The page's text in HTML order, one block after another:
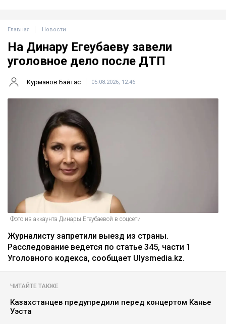
Главная Новости
На Динару Егеубаеву завели
уголовное дело после ДТП
Курманов Байтас 05.08.2026, 12:46
Фото из аккаунта Динары Егеубаевой в соцсети
Журналисту запретили выезд из страны.
Расследование ведется по статье 345, части 1
Уголовного кодекса, сообщает Ulysmedia.kz.
ЧИТАЙТЕ ТАКЖЕ
Казахстанцев предупредили перед концертом Канье
Уэста